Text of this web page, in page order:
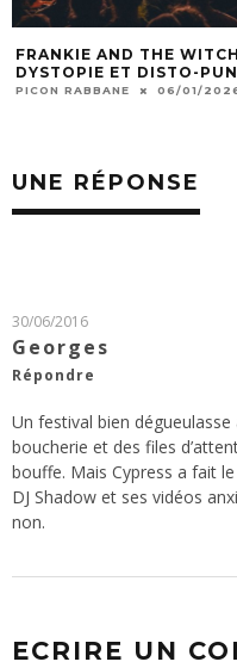
FINGERS :
SILENCE,
LÉA RABET
UNE RÉPONSE
30/06/2016
Georges
Répondre
Un festival bien
boucherie et des files
bouffe. Mais Cypress a fait
DJ Shadow et ses vidéos
non.
ECRIRE UN